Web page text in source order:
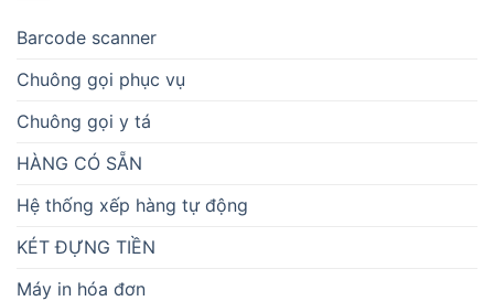
Barcode scanner
Chuông gọi phục vụ
Chuông gọi y tá
HÀNG CÓ SẴN
Hệ thống xếp hàng tự động
KÉT ĐỰNG TIỀN
Máy in hóa đơn